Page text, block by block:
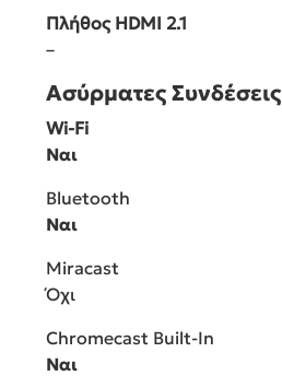
Πλήθος HDMI 2.1
–
Ασύρματες Συνδέσεις
Wi-Fi
Ναι
Bluetooth
Ναι
Miracast
Όχι
Chromecast Built-In
Ναι